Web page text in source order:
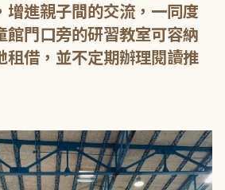
增進親子間的交流，一同度
館門口旁的研習教室可容納
租借，並不定期辦理閱讀推